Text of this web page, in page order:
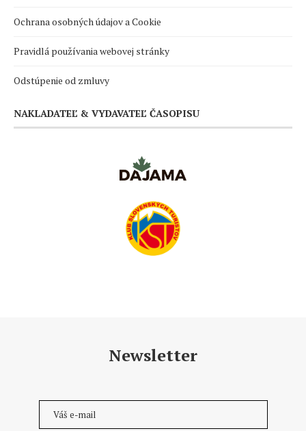
Ochrana osobných údajov a Cookie
Pravidlá používania webovej stránky
Odstúpenie od zmluvy
NAKLADATEĽ & VYDAVATEĽ ČASOPISU
Newsletter